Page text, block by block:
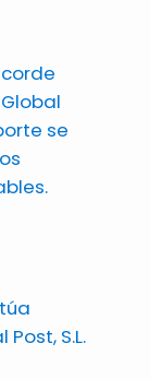
se
S.L.